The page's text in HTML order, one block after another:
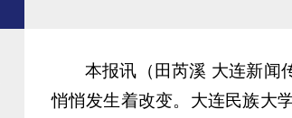
本报讯（田芮溪 大连新
悄悄发生着改变。大连民族大